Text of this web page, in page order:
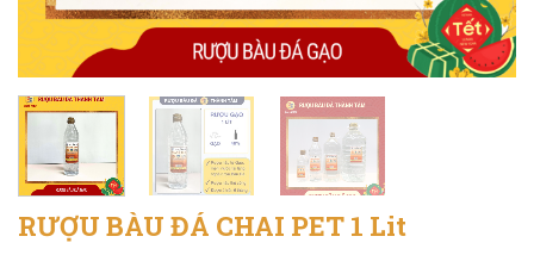
RƯỢU BÀU ĐÁ CHAI PET 1 Lit